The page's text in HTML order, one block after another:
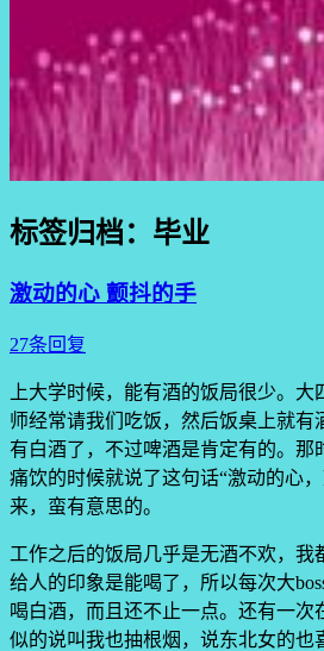
标签归档： 毕业
激动的心 颤抖的手
27条回复
上大学时候，能有酒的饭局很少。
师经常请我们吃饭，然后饭桌上就有
有白酒了，不过啤酒是肯定有的。那
痛饮的时候就说了这句话“激动的心
来，蛮有意思的。
工作之后的饭局几乎是无酒不欢，我
给人的印象是能喝了，所以每次大
喝白酒，而且还不止一点。还有一次
似的说叫我也抽根烟，说东北女的也